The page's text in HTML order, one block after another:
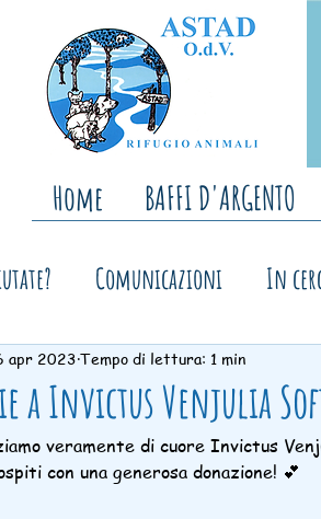
Home BAFFI D'ARGENTO
Comunicazioni In
Storie a lieto fine Open
a Invictus Venjulia
apr 2023 Tempo di lettura: 1 min
veramente di cuore Invictus
con una generosa donazione! 💕